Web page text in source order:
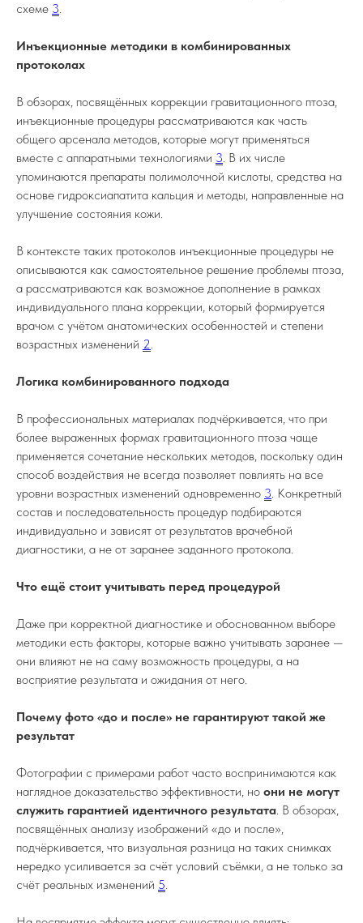
схеме 3.
Инъекционные методики в комбинированных
протоколах
В обзорах, посвящённых коррекции гравитационного птоза,
инъекционные процедуры рассматриваются как часть
общего арсенала методов, которые могут применяться
вместе с аппаратными технологиями 3. В их числе
упоминаются препараты полимолочной кислоты, средства на
основе гидроксиапатита кальция и методы, направленные на
улучшение состояния кожи.
В контексте таких протоколов инъекционные процедуры не
описываются как самостоятельное решение проблемы птоза,
а рассматриваются как возможное дополнение в рамках
индивидуального плана коррекции, который формируется
врачом с учётом анатомических особенностей и степени
возрастных изменений 2.
Логика комбинированного подхода
В профессиональных материалах подчёркивается, что при
более выраженных формах гравитационного птоза чаще
применяется сочетание нескольких методов, поскольку один
способ воздействия не всегда позволяет повлиять на все
уровни возрастных изменений одновременно 3. Конкретный
состав и последовательность процедур подбираются
индивидуально и зависят от результатов врачебной
диагностики, а не от заранее заданного протокола.
Что ещё стоит учитывать перед процедурой
Даже при корректной диагностике и обоснованном выборе
методики есть факторы, которые важно учитывать заранее —
они влияют не на саму возможность процедуры, а на
восприятие результата и ожидания от него.
Почему фото «до и после» не гарантируют такой же
результат
Фотографии с примерами работ часто воспринимаются как
наглядное доказательство эффективности, но они не могут
служить гарантией идентичного результата. В обзорах,
посвящённых анализу изображений «до и после»,
подчёркивается, что визуальная разница на таких снимках
нередко усиливается за счёт условий съёмки, а не только за
счёт реальных изменений 5.
ул. Дзюбанова, д. 11Г
Политика
конфиденциальности
Согласие на обработку ПД
ИМЕЮТСЯ ПРОТИВОПОКАЗАНИЯ.
СПЕЦИАЛИСТА
*проект Meta Platforms Inc., деятельность
которой в России запрещена
характер и не является публичной офертой,
определяемой положениями статьи 437
Гражданского кодекса РФ
Интересные статьи, акции, бонусы,
преображения наших пациентов и еще много
интересного контента в наших соцсетях.
Подпишитесь, чтобы ничего не пропустить
Документы
Лицензия № ЛО-92-01-
000244
Реквизиты
Обратный звонок